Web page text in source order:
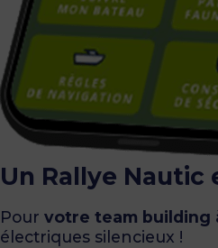
Un Rallye Nautic
Pour votre team building
électriques silencieux !